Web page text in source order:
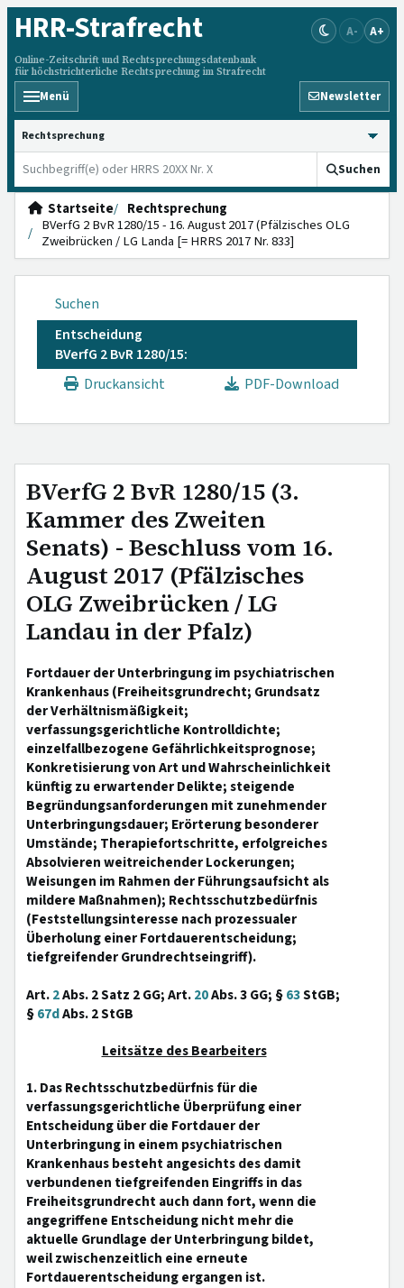
HRR-Strafrecht
Online-Zeitschrift und Rechtsprechungsdatenbank
für höchstrichterliche Rechtsprechung im Strafrecht
A- A+
Menü Newsletter
HRRS durchsuchen
Suchen
Startseite
Rechtsprechung
BVerfG 2 BvR 1280/15 - 16. August 2017 (Pfälzisches OLG
Zweibrücken / LG Landa [= HRRS 2017 Nr. 833]
Suchen
Entscheidung
BVerfG 2 BvR 1280/15:
Druckansicht
PDF-Download
BVerfG 2 BvR 1280/15 (3.
Kammer des Zweiten
Senats) - Beschluss vom 16.
August 2017 (Pfälzisches
OLG Zweibrücken / LG
Landau in der Pfalz)
Fortdauer der Unterbringung im psychiatrischen
Krankenhaus (Freiheitsgrundrecht; Grundsatz
der Verhältnismäßigkeit;
verfassungsgerichtliche Kontrolldichte;
einzelfallbezogene Gefährlichkeitsprognose;
Konkretisierung von Art und Wahrscheinlichkeit
künftig zu erwartender Delikte; steigende
Begründungsanforderungen mit zunehmender
Unterbringungsdauer; Erörterung besonderer
Umstände; Therapiefortschritte, erfolgreiches
Absolvieren weitreichender Lockerungen;
Weisungen im Rahmen der Führungsaufsicht als
mildere Maßnahmen); Rechtsschutzbedürfnis
(Feststellungsinteresse nach prozessualer
Überholung einer Fortdauerentscheidung;
tiefgreifender Grundrechtseingriff).
Art.2Abs. 2 Satz 2 GG; Art.20Abs. 3 GG; §63StGB;
§67dAbs. 2 StGB
Leitsätze des Bearbeiters
1. Das Rechtsschutzbedürfnis für die
verfassungsgerichtliche Überprüfung einer
Entscheidung über die Fortdauer der
Unterbringung in einem psychiatrischen
Krankenhaus besteht angesichts des damit
verbundenen tiefgreifenden Eingriffs in das
Freiheitsgrundrecht auch dann fort, wenn die
angegriffene Entscheidung nicht mehr die
aktuelle Grundlage der Unterbringung bildet,
weil zwischenzeitlich eine erneute
Fortdauerentscheidung ergangen ist.